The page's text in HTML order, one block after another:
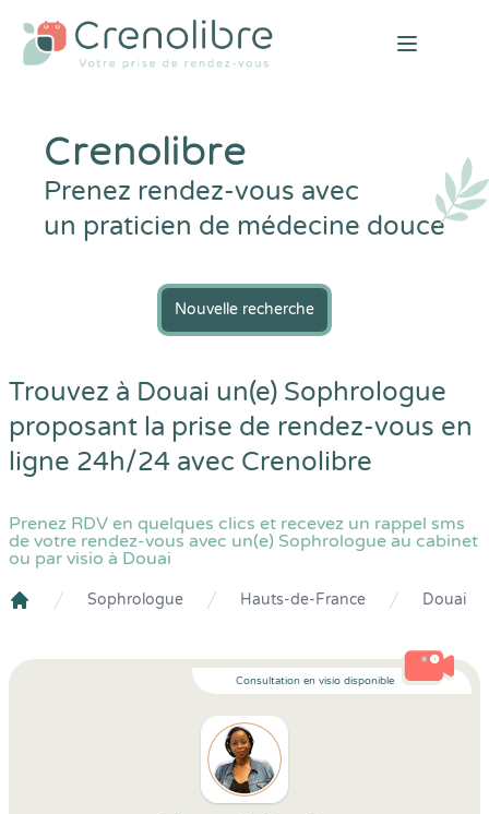
Open
Crenolibre
Prenez rendez-vous avec
un praticien de médecine douce
Nouvelle recherche
Trouvez à Douai un(e) Sophrologue
proposant la prise de rendez-vous en
ligne 24h/24 avec Crenolibre
Prenez RDV en quelques clics et recevez un rappel sms
de votre rendez-vous avec un(e) Sophrologue au cabinet
ou par visio à Douai
Sophrologue Hauts-de-France Douai
Consultation en visio disponible